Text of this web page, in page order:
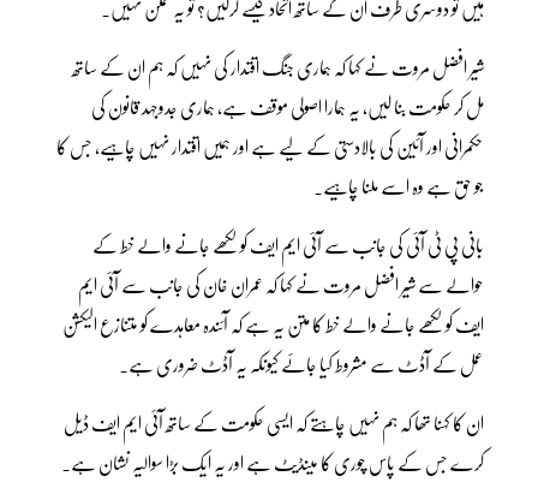
شیر افضل مروت نے کہا کہ ہماری جنگ اقتدار کی نہیں کہ ہم ان کے ساتھ
مل کر حکومت بنا لیں، یہ ہمارا اصولی موقف ہے، ہماری جدوجہد قانون کی
حکمرانی اور آئین کی بالادستی کے لیے ہے اور ہمیں اقتدار نہیں چاہیے، جس کا
جو حق ہے وہ اسے ملنا چاہیے۔
بانی پی ٹی آئی کی جانب سے آئی ایم ایف کو لکھے جانے والے خط کے
حوالے سے شیر افضل مروت نے کہا کہ عمران خان کی جانب سے آئی ایم
ایف کو لکھے جانے والے خط کا متن یہ ہے کہ آئندہ معاہدے کو متنازع الیکشن
عمل کے آڈٹ سے مشروط کیا جائے کیونکہ یہ آڈٹ ضروری ہے۔
ان کا کہنا تھا کہ ہم نہیں چاہتے کہ ایسی حکومت کے ساتھ آئی ایم ایف ڈیل
کرے جس کے پاس چوری کا مینڈیٹ ہے اور یہ ایک بڑا سوالیہ نشان ہے۔